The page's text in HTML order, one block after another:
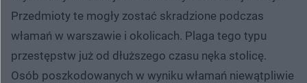
Przedmioty te mogły zostać skradzione podczas
włamań w warszawie i okolicach. Plaga tego typu
przestępstw już od dłuższego czasu nęka stolicę.
Osób poszkodowanych w wyniku włamań niewątpliwie